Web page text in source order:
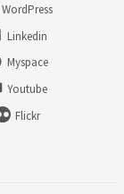
WordPress
Linkedin
Myspace
Youtube
Flickr